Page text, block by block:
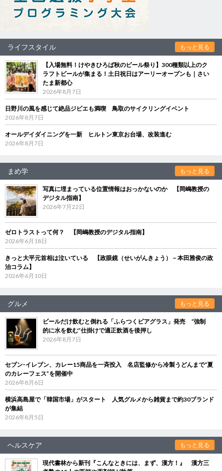
ライフスタイル もっと見る
【入場無料！けやきひろば秋のビール祭り】300種類以上のク
ラフトビールが集まる！土日祝日はアーリーオープンも｜さい
たま新都心
2026年8月7日
日野川の風を感じて絶品ジビエも満喫 鳥取のサイクリングイベント
2026年8月7日
オールデイダイニングを一新 ヒルトン東京お台場、改装進む
2026年8月7日
まめ学 もっと見る
写真に埋まっている位置情報はおっかないのか 【岡嶋教授の
デジタル指南】
2026年7月22日
ゼロトラストって何？ 【岡嶋教授のデジタル指南】
2026年6月18日
きっと大平元首相は泣いている 【政眼鏡（せいがんきょう）－本田雅俊の政
治コラム】
2026年6月10日
グルメ もっと見る
ビールだけ飲むと倒れる「ふらつくビアグラス」発売 “強制
的に水を飲む”仕掛けで適正飲酒を後押し
2026年8月7日
セブン‐イレブン、カレー15商品を一斉投入 名店監修から冷製うどんまで“夏
のカレーフェス”を開催中
2026年8月6日
横浜高島屋で「韓国市場」がスタート 人気グルメから雑貨まで約30ブランド
が集結
2026年8月5日
ヘルスケア もっと見る
現代書林から新刊『こんなときには、まず、漢方！』 漢方三